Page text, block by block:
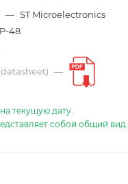
— ST Microelectronics
48
—
текущую дату.
собой общий вид.